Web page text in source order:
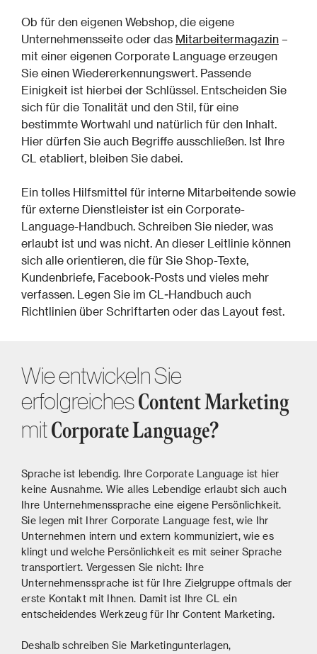
Ob für den eigenen Webshop, die eigene
Unternehmensseite oder das Mitarbeitermagazin –
mit einer eigenen Corporate Language erzeugen
Sie einen Wiedererkennungswert. Passende
Einigkeit ist hierbei der Schlüssel. Entscheiden Sie
sich für die Tonalität und den Stil, für eine
bestimmte Wortwahl und natürlich für den Inhalt.
Hier dürfen Sie auch Begriffe ausschließen. Ist Ihre
CL etabliert, bleiben Sie dabei.
Ein tolles Hilfsmittel für interne Mitarbeitende sowie
für externe Dienstleister ist ein Corporate-
Language-Handbuch. Schreiben Sie nieder, was
erlaubt ist und was nicht. An dieser Leitlinie können
sich alle orientieren, die für Sie Shop-Texte,
Kundenbriefe, Facebook-Posts und vieles mehr
verfassen. Legen Sie im CL-Handbuch auch
Richtlinien über Schriftarten oder das Layout fest.
Wie entwickeln Sie
erfolgreichesContent Marketing
mitCorporate Language?
Sprache ist lebendig. Ihre Corporate Language ist hier
keine Ausnahme. Wie alles Lebendige erlaubt sich auch
Ihre Unternehmenssprache eine eigene Persönlichkeit.
Sie legen mit Ihrer Corporate Language fest, wie Ihr
Unternehmen intern und extern kommuniziert, wie es
klingt und welche Persönlichkeit es mit seiner Sprache
transportiert. Vergessen Sie nicht: Ihre
Unternehmenssprache ist für Ihre Zielgruppe oftmals der
erste Kontakt mit Ihnen. Damit ist Ihre CL ein
entscheidendes Werkzeug für Ihr Content Marketing.
Deshalb schreiben Sie Marketingunterlagen,